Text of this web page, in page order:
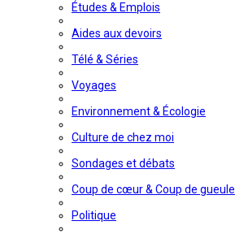
Études & Emplois
Aides aux devoirs
Télé & Séries
Voyages
Environnement & Écologie
Culture de chez moi
Sondages et débats
Coup de cœur & Coup de gueule
Politique